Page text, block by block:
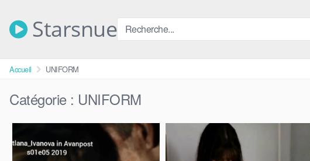
contentStarsnue
Accueil UNIFORM
Catégorie : UNIFORM